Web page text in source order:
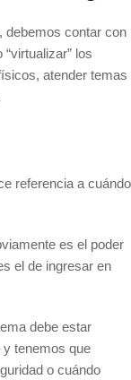
debemos contar con
los
atender temas
referencia a cuándo
es el poder
el de ingresar en
debe estar
tenemos que
o cuándo